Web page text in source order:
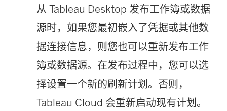
从 Tableau Desktop 发布工作簿或数据
源时，如果您最初嵌入了凭据或其他数
据连接信息，则您也可以重新发布工作
簿或数据源。在发布过程中，您可以选
择设置一个新的刷新计划。否则，
Tableau Cloud 会重新启动现有计划。